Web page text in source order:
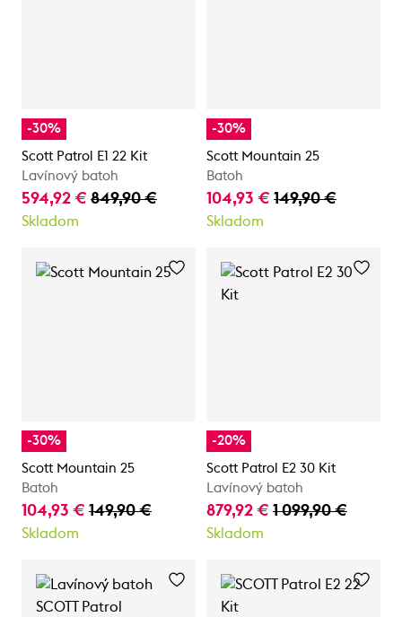
-30%
Scott Patrol E1 22 Kit
Lavínový batoh
594,92 € 849,90 €
Skladom
-30%
Scott Mountain 25
Batoh
104,93 € 149,90 €
Skladom
-30%
Scott Mountain 25
Batoh
104,93 € 149,90 €
Skladom
-20%
Scott Patrol E2 30 Kit
Lavínový batoh
879,92 € 1 099,90 €
Skladom